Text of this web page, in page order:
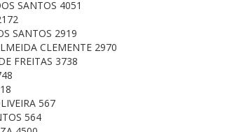
SANTOS 4051
SANTOS 2919
CLEMENTE 2970
FREITAS 3738
567
564